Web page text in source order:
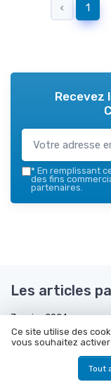
‹ 1
Recevez
* En remplissant
des fins
partenaires.
Les articles
Janvier 2024
Mars 2024
Ce site utilise des
vous souhaitez activer
Tout